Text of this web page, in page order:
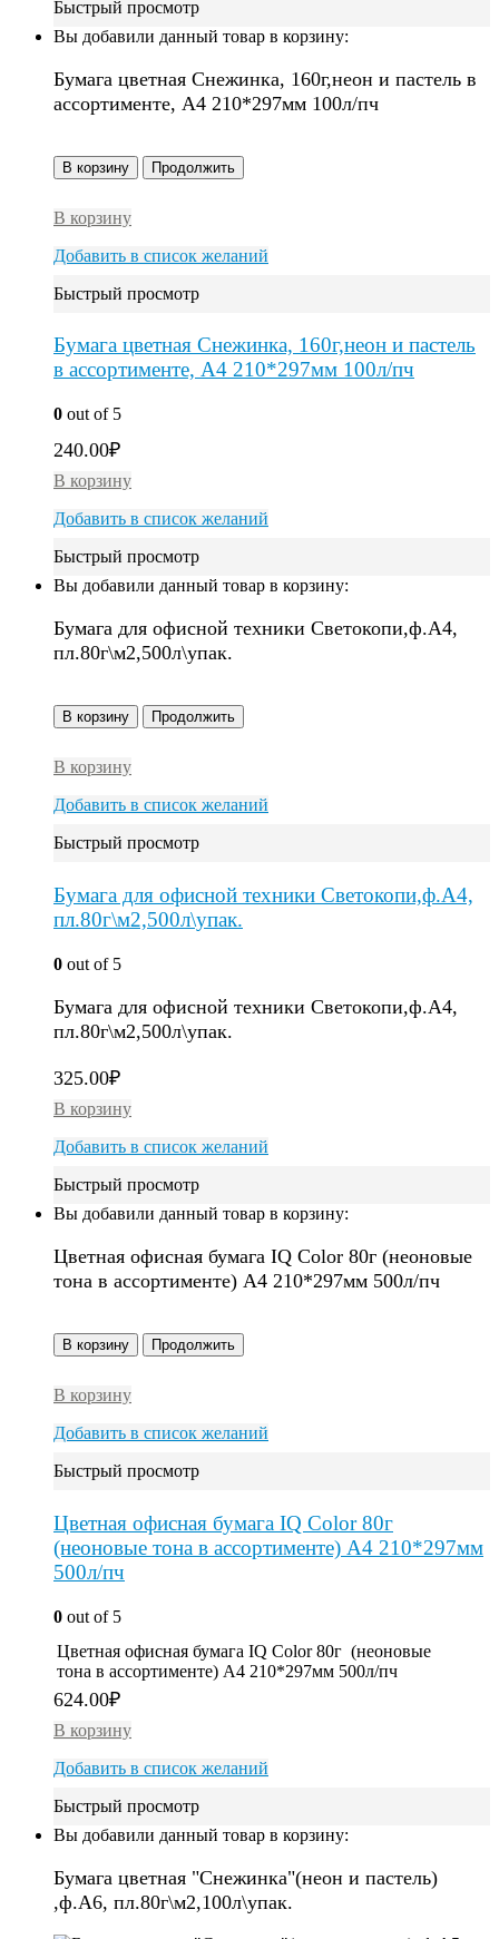
Быстрый просмотр
Вы добавили данный товар в корзину:
Бумага цветная Снежинка, 160г,неон и пастель в
ассортименте, A4 210*297мм 100л/пч
В корзину Продолжить
В корзину
Добавить в список желаний
Быстрый просмотр
Бумага цветная Снежинка, 160г,неон и пастель
в ассортименте, A4 210*297мм 100л/пч
0 out of 5
240.00₽
В корзину
Добавить в список желаний
Быстрый просмотр
Вы добавили данный товар в корзину:
Бумага для офисной техники Светокопи,ф.А4,
пл.80г\м2,500л\упак.
В корзину Продолжить
В корзину
Добавить в список желаний
Быстрый просмотр
Бумага для офисной техники Светокопи,ф.А4,
пл.80г\м2,500л\упак.
0 out of 5
Бумага для офисной техники Светокопи,ф.А4,
пл.80г\м2,500л\упак.
325.00₽
В корзину
Добавить в список желаний
Быстрый просмотр
Вы добавили данный товар в корзину:
Цветная офисная бумага IQ Color 80г (неоновые
тона в ассортименте) A4 210*297мм 500л/пч
В корзину Продолжить
В корзину
Добавить в список желаний
Быстрый просмотр
Цветная офисная бумага IQ Color 80г
(неоновые тона в ассортименте) A4 210*297мм
500л/пч
0 out of 5
Цветная офисная бумага IQ Color 80г (неоновые
тона в ассортименте) A4 210*297мм 500л/пч
624.00₽
В корзину
Добавить в список желаний
Быстрый просмотр
Вы добавили данный товар в корзину:
Бумага цветная "Снежинка"(неон и пастель)
,ф.А6, пл.80г\м2,100л\упак.